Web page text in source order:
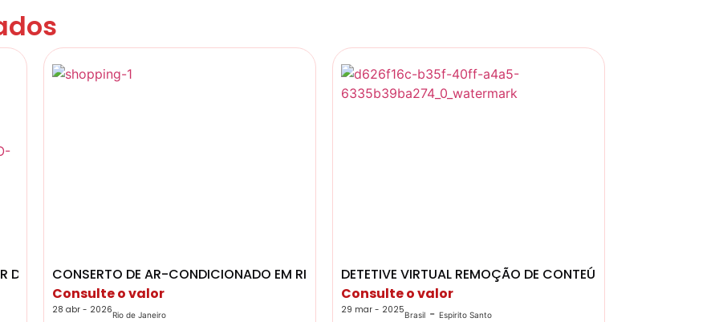
CONSERTO DE AR-CONDICIONADO EM RIO DE JANEIRO
Consulte o valor
28 abr - 2026Rio de Janeiro
DETETIVE VIRTUAL REMOÇÃO DE CONTEÚDO
Consulte o valor
29 mar - 2025Brasil- Espirito Santo